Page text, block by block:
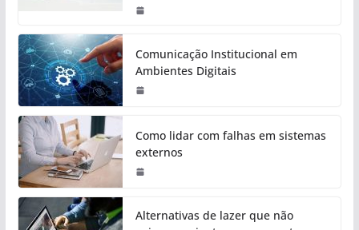
Comunicação Institucional em
Ambientes Digitais
Como lidar com falhas em sistemas
externos
Alternativas de lazer que não